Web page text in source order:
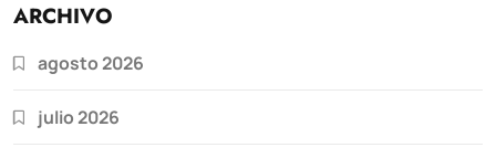
ARCHIVO
agosto 2026
julio 2026